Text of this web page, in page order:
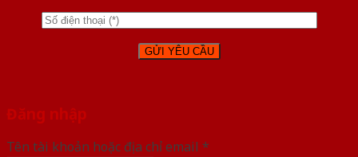
Đăng nhập
Tên tài khoản hoặc địa chỉ email *